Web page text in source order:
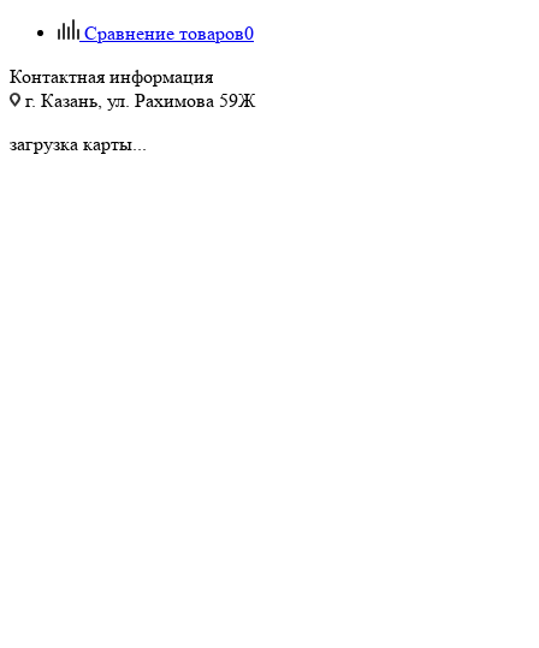
Сравнение товаров0
Контактная информация
г. Казань, ул. Рахимова 59Ж
загрузка карты...